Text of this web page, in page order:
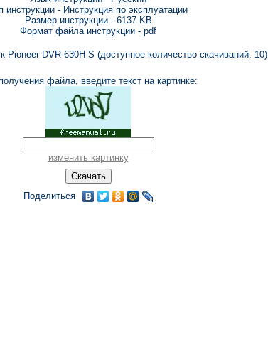
инструкции - Инструкция по эксплуатации
Размер инструкции - 6137 KB
Формат файла инструкции - pdf
Pioneer DVR-630H-S (доступное количество скачиваний: 10)
файла, введите текст на картинке:
изменить картинку
Поделиться